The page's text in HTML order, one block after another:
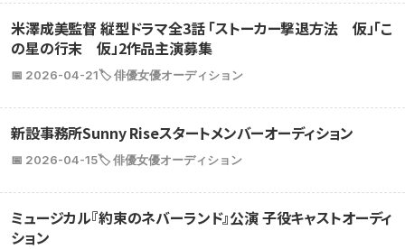
米澤成美監督 縦型ドラマ全3話 「ストーカー撃退方法 仮」「こ
の星の行末 仮」2作品主演募集
📅 2026-04-21🏷️ 俳優女優オーディション
新設事務所Sunny Riseスタートメンバーオーディション
📅 2026-04-15🏷️ 俳優女優オーディション
ミュージカル『約束のネバーランド』公演 子役キャストオーディ
ション